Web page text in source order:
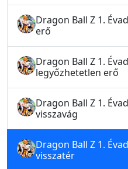
Dragon Ball Z 1.
erő
Dragon Ball Z 1.
legyőzhetetlen erő
Dragon Ball Z 1.
visszavág
Dragon Ball Z 1.
visszatér